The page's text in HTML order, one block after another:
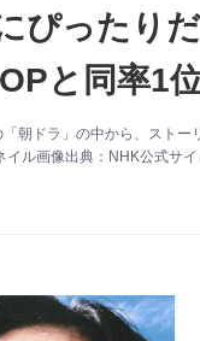
ぴったり
と同率1
朝ドラ」の中から、ストー
ル画像出典：NHK公式サ